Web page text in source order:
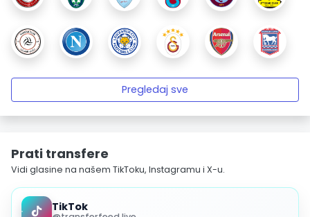
Pregledaj sve
Prati transfere
Vidi glasine na našem TikToku, Instagramu i X-u.
TikTok